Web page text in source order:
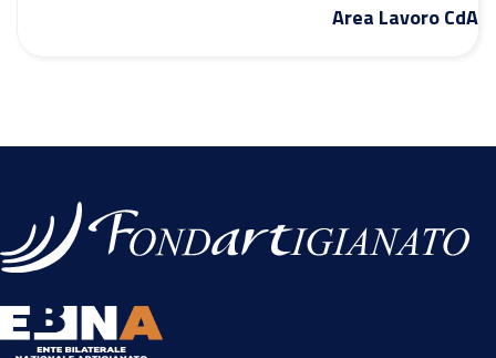
Area Lavoro CdA